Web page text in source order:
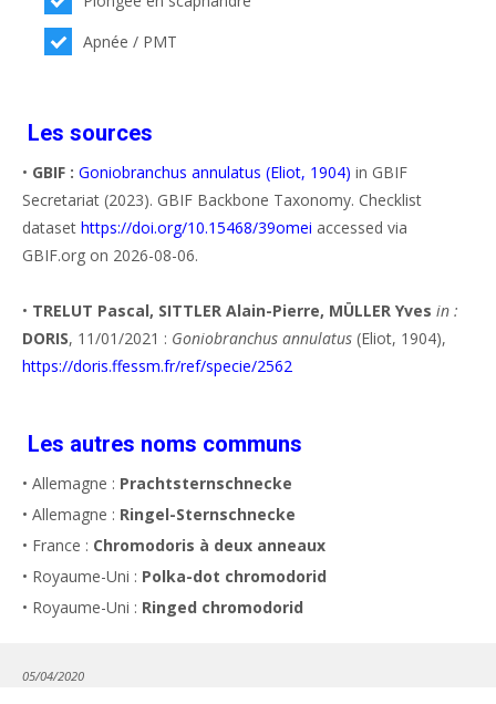
Apnée / PMT
Les sources
• GBIF : Goniobranchus annulatus (Eliot, 1904) in GBIF
Secretariat (2023). GBIF Backbone Taxonomy. Checklist
dataset https://doi.org/10.15468/39omei accessed via
GBIF.org on 2026-08-06.
• TRELUT Pascal, SITTLER Alain-Pierre, MÜLLER Yves in :
DORIS, 11/01/2021 : Goniobranchus annulatus (Eliot, 1904),
https://doris.ffessm.fr/ref/specie/2562
Les autres noms communs
• Allemagne : Prachtsternschnecke
• Allemagne : Ringel-Sternschnecke
• France : Chromodoris à deux anneaux
• Royaume-Uni : Polka-dot chromodorid
• Royaume-Uni : Ringed chromodorid
05/04/2020